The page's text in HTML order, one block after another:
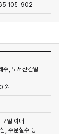
105-902
, 도서산간일
원
7일 이내
, 주문실수 등